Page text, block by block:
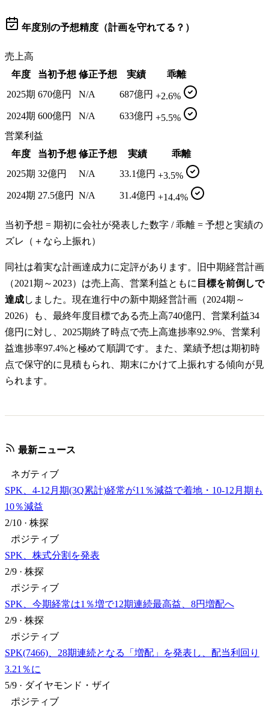
年度別の予想精度（計画を守れてる？）
売上高
年度
当初予想 修正予想 実績
乖離
2025期 670億円 N/A 687億円 +2.6%
2024期 600億円 N/A 633億円 +5.5%
営業利益
年度
当初予想 修正予想 実績
乖離
2025期 32億円 N/A 33.1億円 +3.5%
2024期 27.5億円 N/A 31.4億円 +14.4%
当初予想 = 期初に会社が発表した数字 / 乖離 = 予想と実績の
ズレ（＋なら上振れ）
同社は着実な計画達成力に定評があります。旧中期経営計画
（2021期～2023）は売上高、営業利益ともに 目標を前倒しで
達成しました。現在進行中の新中期経営計画（2024期～
2026）も、最終年度目標である売上高740億円、営業利益34
億円に対し、2025期終了時点で売上高進捗率92.9%、営業利
益進捗率97.4%と極めて順調です。また、業績予想は期初時
点で保守的に見積もられ、期末にかけて上振れする傾向が見
られます。
最新ニュース
ネガティブ
SPK、4-12月期(3Q累計)経常が11％減益で着地・10-12月期も
10％減益
2/10 · 株探
ポジティブ
SPK、株式分割を発表
2/9 · 株探
ポジティブ
SPK、今期経常は1％増で12期連続最高益、8円増配へ
2/9 · 株探
ポジティブ
SPK(7466)、28期連続となる「増配」を発表し、配当利回り
3.21％に
5/9 · ダイヤモンド・ザイ
ポジティブ